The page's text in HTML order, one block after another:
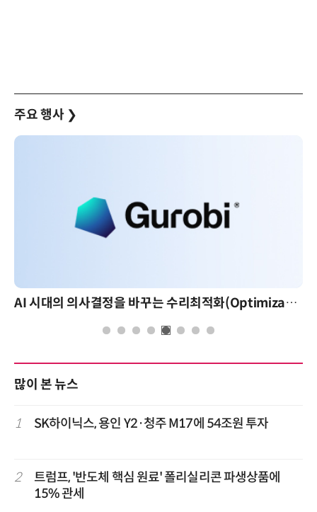
주요 행사 ❯
AI 시대의 의사결정을 바꾸는 수리최적화(Optimization): 실제 산업 적용 사례와 활용 전략
많이 본 뉴스
1 SK하이닉스, 용인 Y2·청주 M17에 54조원 투자
2
트럼프, '반도체 핵심 원료' 폴리실리콘 파생상품에
15% 관세